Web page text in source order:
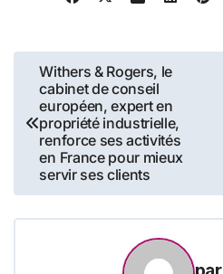
Navigation
de
l’article
Withers & Rogers, le
cabinet de conseil
européen, expert en
propriété industrielle,
renforce ses activités
en France pour mieux
servir ses clients